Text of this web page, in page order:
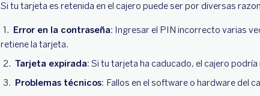
Si tu tarjeta es retenida en el cajero puede ser por diversas
Error en la contraseña: Ingresar el PIN incorrecto varias
retiene la tarjeta.
Tarjeta expirada: Si tu tarjeta ha caducado, el cajero
Problemas técnicos: Fallos en el software o hardware del